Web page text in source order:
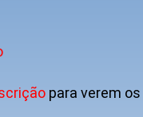
para verem